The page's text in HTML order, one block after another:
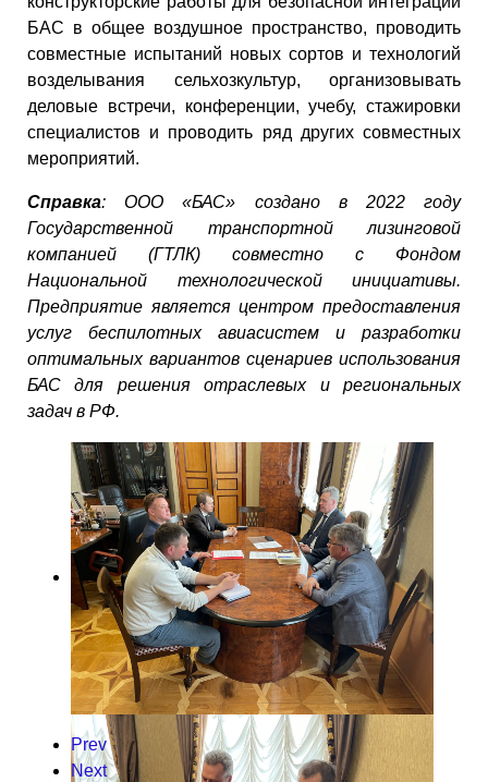
БАС в общее воздушное пространство, проводить
совместные испытаний новых сортов и технологий
возделывания сельхозкультур, организовывать
деловые встречи, конференции, учебу, стажировки
специалистов и проводить ряд других совместных
мероприятий.
Справка: ООО «БАС» создано в 2022 году
Государственной транспортной лизинговой
компанией (ГТЛК) совместно с Фондом
Национальной технологической инициативы.
Предприятие является центром предоставления
услуг беспилотных авиасистем и разработки
оптимальных вариантов сценариев использования
БАС для решения отраслевых и региональных
задач в РФ.
Prev
Next